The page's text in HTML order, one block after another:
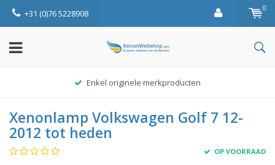
+31 (0)76 5228908 0
Enkel originele merkproducten
Xenonlamp Volkswagen Golf 7 12-
2012 tot heden
OP VOORRAAD